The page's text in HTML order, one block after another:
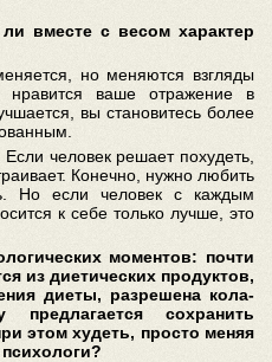
вместе с весом характер
но меняются взгляды
ваше отражение в
вы становитесь более
человек решает похудеть,
Конечно, нужно любить
Но если человек с каждым
к себе только лучше, это
моментов: почти
из диетических продуктов,
диеты, разрешена кола-
сохранить
этом худеть, просто меняя